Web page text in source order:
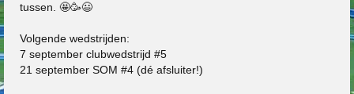
tussen. 🤩🥳😃
Volgende wedstrijden:
7 september clubwedstrijd #5
21 september SOM #4 (dé afsluiter!)